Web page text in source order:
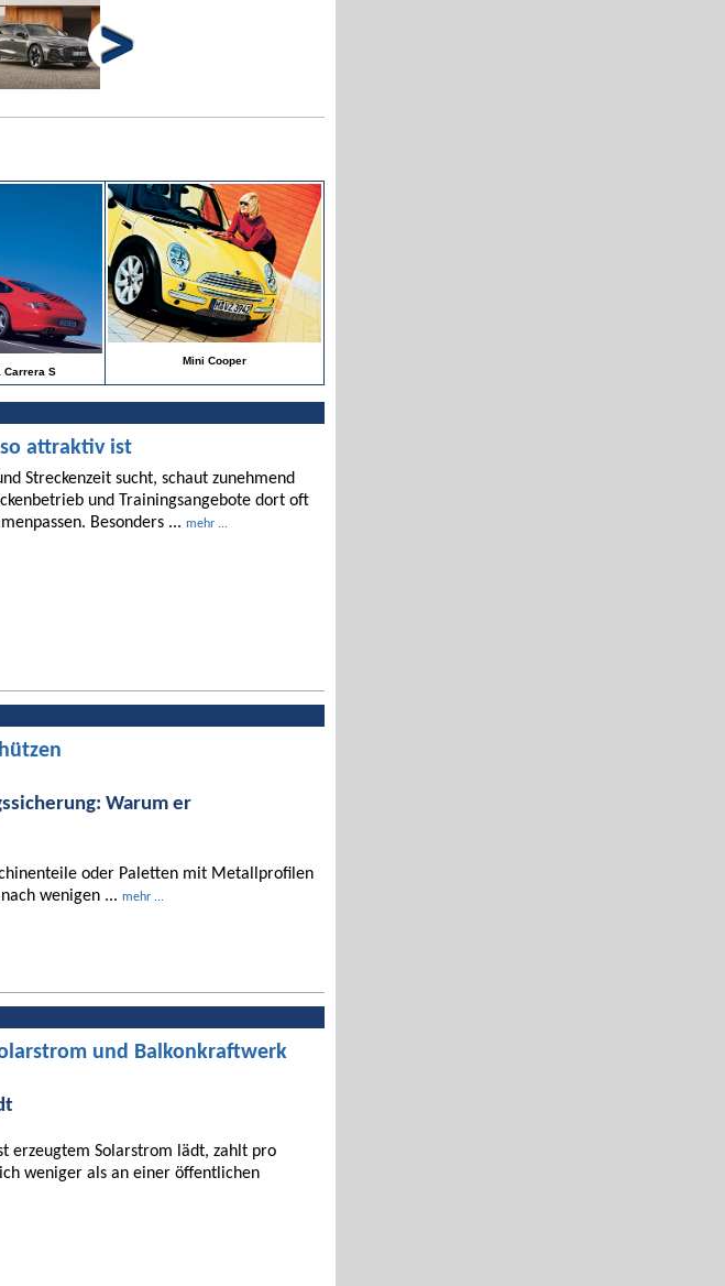
Carrera S
Mini Cooper
attraktiv ist
Streckenzeit sucht, schaut zunehmend
und Trainingsangebote dort oft
Besonders ... mehr ...
Warum er
oder Paletten mit Metallprofilen
wenigen ... mehr ...
und Balkonkraftwerk
erzeugtem Solarstrom lädt, zahlt pro
weniger als an einer öffentlichen